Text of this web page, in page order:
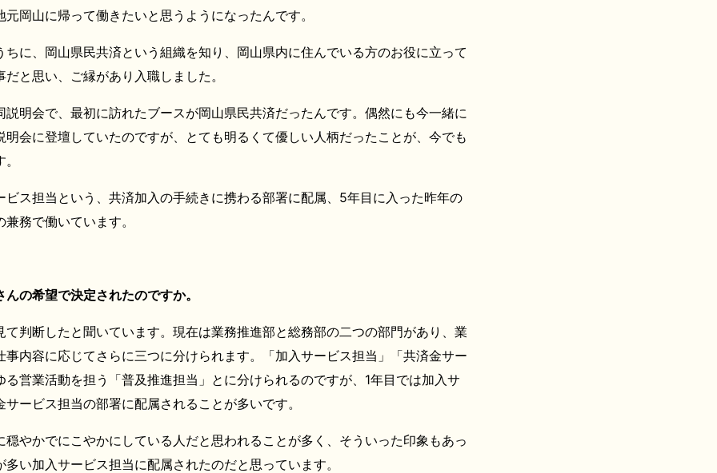
岡山に帰って働きたいと思うようになったんです。
ちに、岡山県民共済という組織を知り、岡山県内に住んでいる方のお役に立って
と思い、ご縁があり入職しました。
説明会で、最初に訪れたブースが岡山県民共済だったんです。偶然にも今一緒に
明会に登壇していたのですが、とても明るくて優しい人柄だったことが、今でも
ビス担当という、共済加入の手続きに携わる部署に配属、5年目に入った昨年の
務で働いています。
の希望で決定されたのですか。
て判断したと聞いています。現在は業務推進部と総務部の二つの部門があり、業
事内容に応じてさらに三つに分けられます。「加入サービス担当」「共済金サー
る営業活動を担う「普及推進担当」とに分けられるのですが、1年目では加入サ
ービス担当の部署に配属されることが多いです。
穏やかでにこやかにしている人だと思われることが多く、そういった印象もあっ
い加入サービス担当に配属されたのだと思っています。